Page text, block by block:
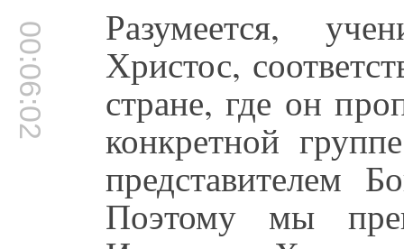
00:06:02 Разумеется,
Христос,
стране, где он
конкретной
представителем
Поэтому мы